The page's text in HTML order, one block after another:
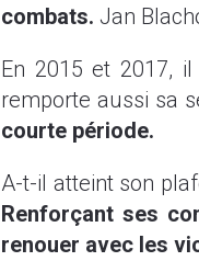
combats. Jan
En 2015 et 2017,
remporte aussi sa
courte période.
A-t-il atteint son
Renforçant ses
renouer avec les